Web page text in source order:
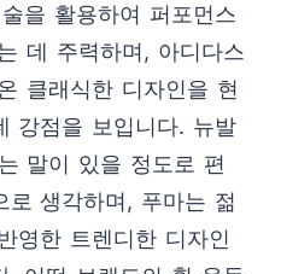
을 활용하여 퍼포먼스
데 주력하며, 아디다스
클래식한 디자인을 현
강점을 보입니다. 뉴발
말이 있을 정도로 편
로 생각하며, 푸마는 젊
영한 트렌디한 디자인